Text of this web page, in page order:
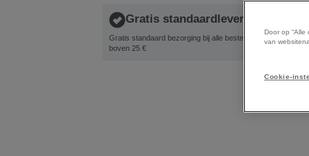
Gratis standaardlevering
Gratis standaard bezorging bij alle bestellingen
boven 25 €
Door op
van
Cookie-